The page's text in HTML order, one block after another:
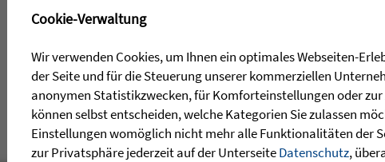
Stefan Wieland
07503 929-257
E-Mail senden
Cookie-Verwaltung
Wir verwenden Cookies, um Ihnen ein optimales Webseiten-
der Seite und für die Steuerung unserer kommerziellen
anonymen Statistikzwecken, für Komforteinstellungen oder
können selbst entscheiden, welche Kategorien Sie zulassen
Einstellungen womöglich nicht mehr alle Funktionalitäten der
zur Privatsphäre jederzeit auf der UnterseiteDatenschutz,